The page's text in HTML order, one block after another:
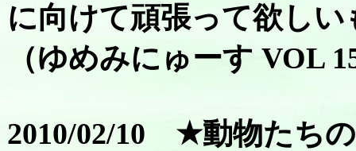
に向けて頑張って欲し
（ゆめみにゅーす VOL
2010/02/10 ★動物たちの